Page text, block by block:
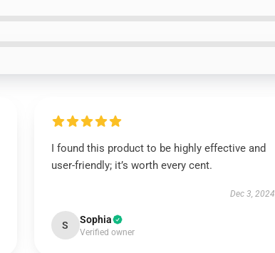
I found this product to be highly effective and
user-friendly; it’s worth every cent.
Dec 3, 2024
S Sophia
Verified owner